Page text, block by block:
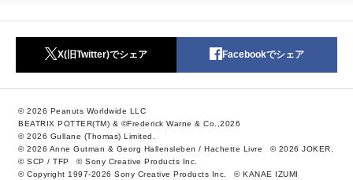
X(旧Twitter)でシェア Facebookでシェア
© 2026 Peanuts Worldwide LLC
BEATRIX POTTER(TM) & ©Frederick Warne & Co.,2026
© 2026 Gullane (Thomas) Limited.
© 2026 Anne Gutman & Georg Hallensleben / Hachette Livre
© 2026 JOKER.
© SCP / TFP
© Sony Creative Products Inc.
© Copyright 1997-2026 Sony Creative Products Inc.
© KANAE IZUMI